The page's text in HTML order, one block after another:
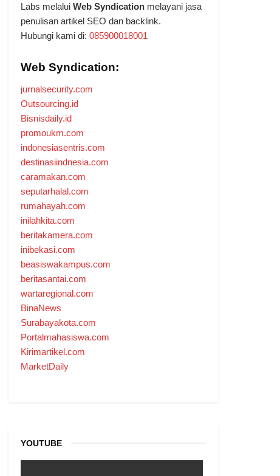
Labs melalui Web Syndication melayani jasa
penulisan artikel SEO dan backlink.
Hubungi kami di: 085900018001
Web Syndication:
jurnalsecurity.com
Outsourcing.id
Bisnisdaily.id
promoukm.com
indonesiasentris.com
destinasiindnesia.com
caramakan.com
seputarhalal.com
rumahayah.com
inilahkita.com
beritakamera.com
inibekasi.com
beasiswakampus.com
beritasantai.com
wartaregional.com
BinaNews
Surabayakota.com
Portalmahasiswa.com
Kirimartikel.com
MarketDaily
YOUTUBE